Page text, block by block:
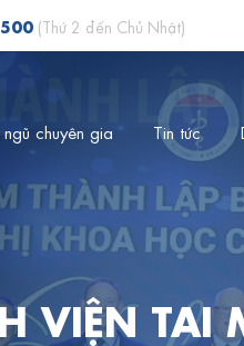
(Thứ 2 đến Chủ Nhật)
chuyên gia Tin tức
VIỆN TAI